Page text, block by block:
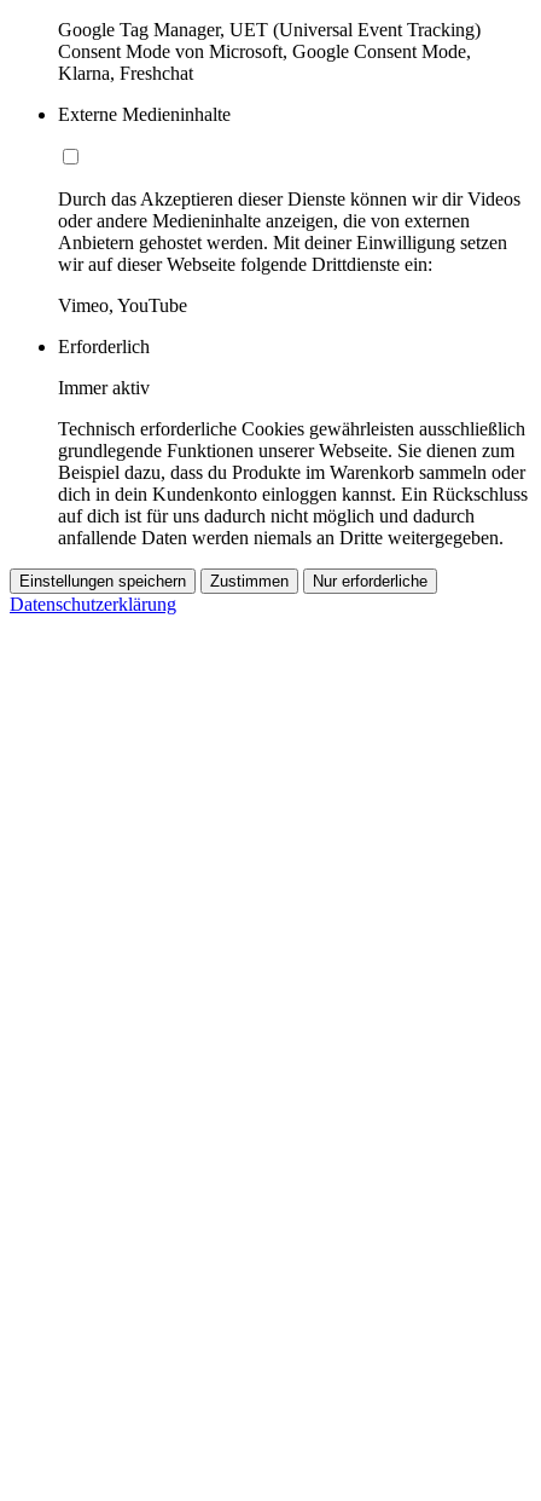
Google Tag Manager, UET (Universal Event Tracking)
Consent Mode von Microsoft, Google Consent Mode,
Klarna, Freshchat
Externe Medieninhalte
Durch das Akzeptieren dieser Dienste können wir dir Videos
oder andere Medieninhalte anzeigen, die von externen
Anbietern gehostet werden. Mit deiner Einwilligung setzen
wir auf dieser Webseite folgende Drittdienste ein:
Vimeo, YouTube
Erforderlich
Immer aktiv
Technisch erforderliche Cookies gewährleisten ausschließlich
grundlegende Funktionen unserer Webseite. Sie dienen zum
Beispiel dazu, dass du Produkte im Warenkorb sammeln oder
dich in dein Kundenkonto einloggen kannst. Ein Rückschluss
auf dich ist für uns dadurch nicht möglich und dadurch
anfallende Daten werden niemals an Dritte weitergegeben.
Einstellungen speichern Zustimmen Nur erforderliche
Datenschutzerklärung